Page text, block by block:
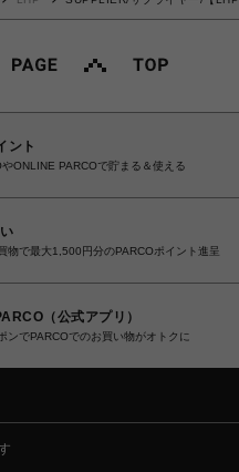
ント
ONLINE PARCOで貯まる＆使える
物で最大1,500円分のPARCOポイント進呈
（公式アプリ）
ンでPARCOでのお買い物がオトクに